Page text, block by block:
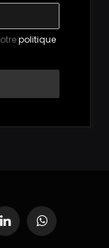
politique
LinkedInWhatsApp